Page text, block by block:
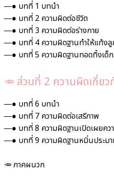
―● บทที่ 1 บทนำ
―● บทที่ 2 ความผิดต่อชีวิต
―● บทที่ 3 ความผิดต่อร่างกาย
―● บทที่ 4 ความผิดฐานทำให้แท้ง
―● บทที่ 5 ความผิดฐานทอดทิ้งเด็
🥕 ส่วนที่ 2 ความผิดเกี่ยว
―● บทที่ 6 บทนำ
―● บทที่ 7 ความผิดต่อเสรีภาพ
―● บทที่ 8 ความผิดฐานเปิดเผยคว
―● บทที่ 9 ความผิดฐานหมิ่นประม
🥕 ภาคผนวก